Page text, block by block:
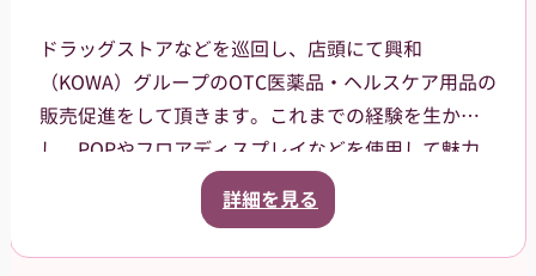
ドラッグストアなどを巡回し、店頭にて興和
（KOWA）グループのOTC医薬品・ヘルスケア用品の
販売促進をして頂きます。これまでの経験を生か
し、POPやフロアディスプレイなどを使用して魅力
的な売場作りをお願いします。また、商品や稼働に
関する研修などは、事前に担当者から数日間行いま
詳細を見る